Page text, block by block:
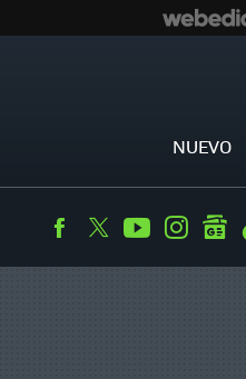
NUEVO
Facebook
TwitterYoutube